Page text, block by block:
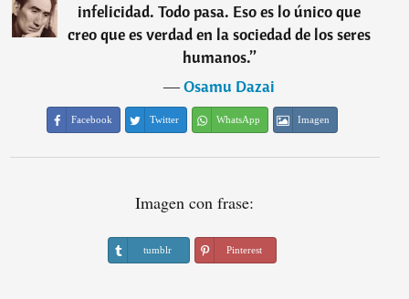
infelicidad. Todo pasa. Eso es lo único que
creo que es verdad en la sociedad de los seres
humanos.”
―Osamu Dazai
Facebook Twitter WhatsApp Imagen
Imagen con frase:
tumblr Pinterest